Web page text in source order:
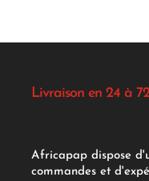
Livraison en 24 à
Africapap dispose
commandes et